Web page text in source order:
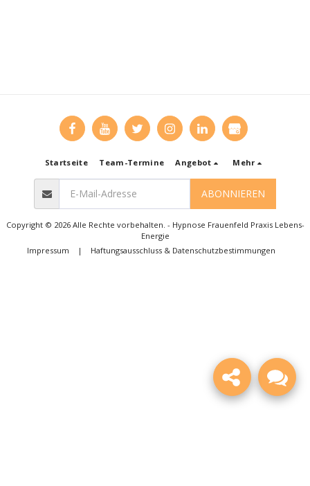
Startseite Team-Termine Angebot Mehr
ABONNIEREN
Copyright © 2026 Alle Rechte vorbehalten. - Hypnose Frauenfeld Praxis Lebens-
Energie
Impressum | Haftungsausschluss & Datenschutzbestimmungen